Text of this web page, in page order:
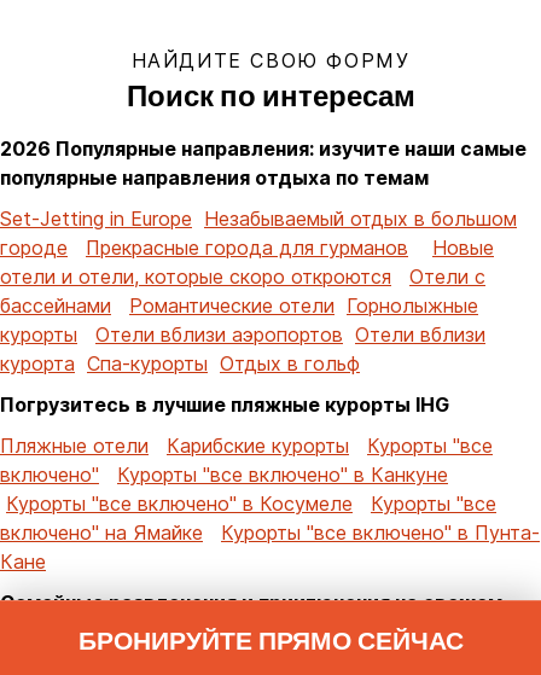
БРОНИРУЙТЕ ПРЯМО СЕЙЧАС
НАЙДИТЕ СВОЮ ФОРМУ
Поиск по интересам
2026 Популярные направления: изучите наши самые
популярные направления отдыха по темам
Set-Jetting in Europe Незабываемый отдых в большом
городе
Прекрасные города для гурманов
Новые
отели и отели, которые скоро откроются
Отели с
бассейнами
Романтические отели Горнолыжные
курорты
Отели вблизи аэропортов Отели вблизи
курорта Спа-курорты Отдых в гольф
Погрузитесь в лучшие пляжные курорты IHG
Пляжные отели
Карибские курорты
Курорты "все
включено"
Курорты "все включено" в Канкуне
Курорты "все включено" в Косумеле
Курорты "все
включено" на Ямайке
Курорты "все включено" в Пунта-
Кане
Семейные развлечения и приключения на свежем
воздухе